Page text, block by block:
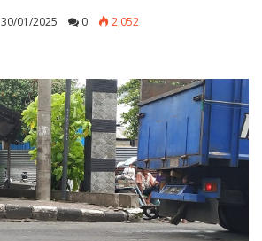
30/01/2025 0
2,052